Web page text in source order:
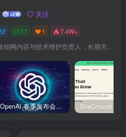
关注
17 1 7.4W+
Harry，光子波动网内容与技术维护负责人，长期关注 WordPress、Elementor、WooCommerce、网站报错修复、性能优化、SEO 内容排期与结构化数据优化。擅长把复杂的网站故障拆成可执行的排查步骤，并持续维护 361sale.com 的 WordPress 实战教程知识库。
OpenAI 春季发布会：全新 GPT-4o 多模态模型发布，实时互动及免费用户升级全面开启